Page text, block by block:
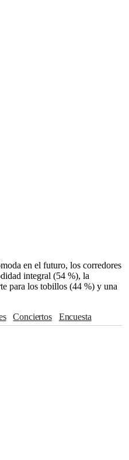
en el futuro, los corredores
integral (54 %), la
para los tobillos (44 %) y una
Conciertos Encuesta